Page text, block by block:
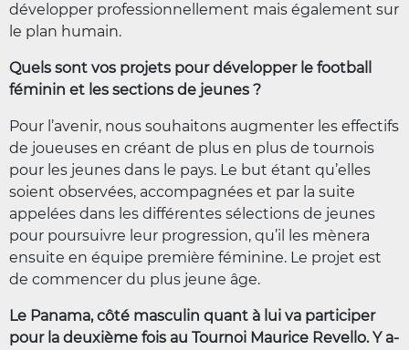
développer professionnellement mais également sur
le plan humain.
Quels sont vos projets pour développer le football
féminin et les sections de jeunes ?
Pour l’avenir, nous souhaitons augmenter les effectifs
de joueuses en créant de plus en plus de tournois
pour les jeunes dans le pays. Le but étant qu’elles
soient observées, accompagnées et par la suite
appelées dans les différentes sélections de jeunes
pour poursuivre leur progression, qu’il les mènera
ensuite en équipe première féminine. Le projet est
de commencer du plus jeune âge.
Le Panama, côté masculin quant à lui va participer
pour la deuxième fois au Tournoi Maurice Revello. Y a-